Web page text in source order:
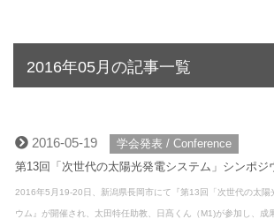
2016年05月の記事一覧
2016-05-19 学会発表 / Conference
第13回「次世代の太陽光発電システム」シンポジ
2016年5月19-20日、新潟県長岡市にて『第13回「次世代の太陽
ウム』が開催され、太田特任助教、日髙くん（M1)が参加し、成